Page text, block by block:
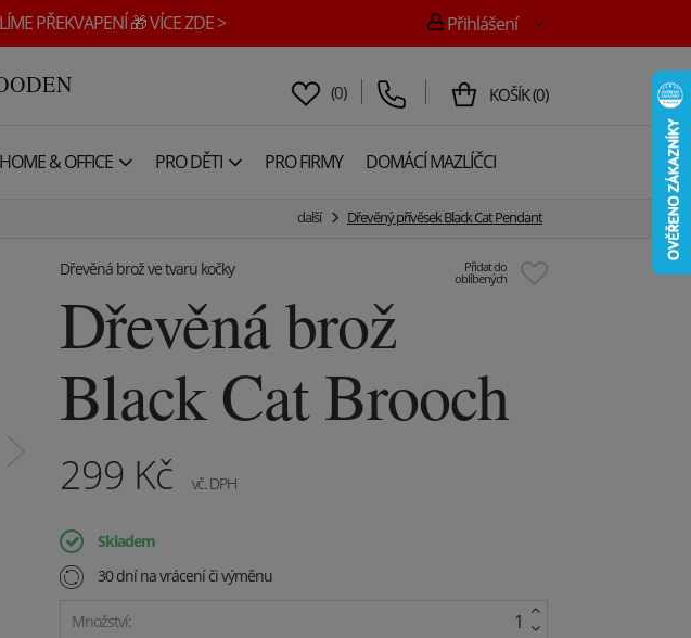
PŘEKVAPENÍ 🎁 VÍCE ZDE > Přihlášení
(0) KOŠÍK(0)
HOME & OFFICE PRO DĚTI PRO FIRMY DOMÁCÍ MAZLÍČCI
další Dřevěný přívěsek Black Cat Pendant
Přidat do
oblíbených
Dřevěná brož ve tvaru kočky
Dřevěná brož
Black Cat Brooch
299 Kč vč. DPH
Skladem
30 dní na vrácení či výměnu
Množství: